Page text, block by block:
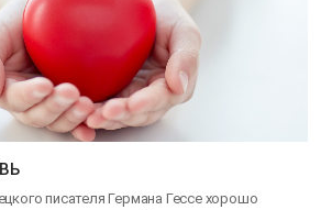
писателя Германа Гессе хорошо